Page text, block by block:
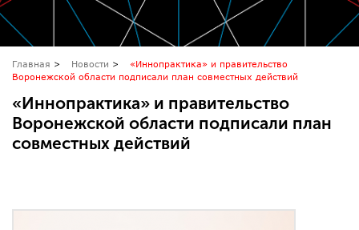
Главная Новости
«Иннопрактика» и правительство
Воронежской области подписали план совместных действий
«Иннопрактика» и правительство
Воронежской области подписали план
совместных действий